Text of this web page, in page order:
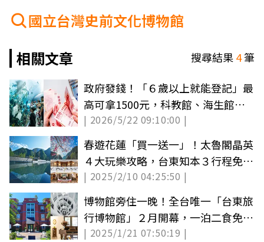
國立台灣史前文化博物館
相關文章
搜尋結果4筆
政府發錢！「６歲以上就能登記」最
高可拿1500元，科教館、海生館免
費參觀
| 2026/5/22 09:10:00 |
春遊花蓮「買一送一」！太魯閣晶英
４大玩樂攻略，台東知本３行程免費
玩
| 2025/2/10 04:25:50 |
博物館旁住一晚！全台唯一「台東旅
行博物館」２月開幕，一泊二食免
4000元
| 2025/1/21 07:50:19 |